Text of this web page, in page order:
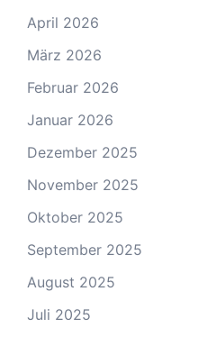
April 2026
März 2026
Februar 2026
Januar 2026
Dezember 2025
November 2025
Oktober 2025
September 2025
August 2025
Juli 2025